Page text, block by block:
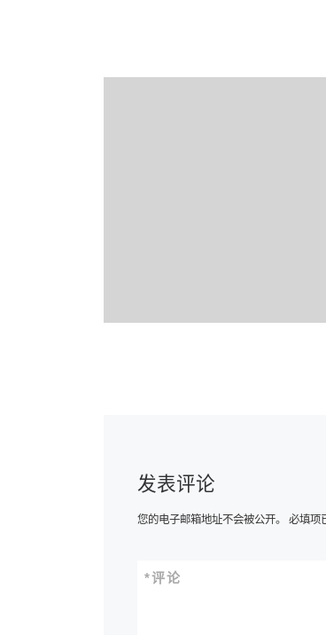
发表评论
您的电子邮箱地址不会被公开。 必填项
评论
*